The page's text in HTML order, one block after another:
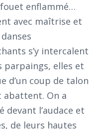
enflammé…
avec maîtrise et
s’y intercalent
parpaings, elles et
d’un coup de talon
abattent. On a
devant l’audace et
de leurs hautes